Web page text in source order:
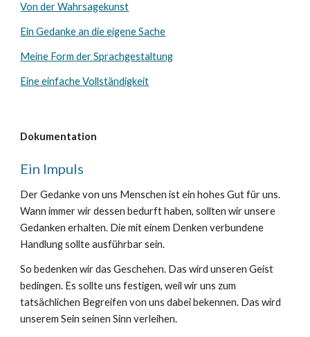
Von der Wahrsagekunst
Ein Gedanke an die eigene Sache
Meine Form der Sprachgestaltung
Eine einfache Vollständigkeit
Dokumentation
Ein Impuls
Der Gedanke von uns Menschen ist ein hohes Gut für uns.
Wann immer wir dessen bedurft haben, sollten wir unsere
Gedanken erhalten. Die mit einem Denken verbundene
Handlung sollte ausführbar sein.
So bedenken wir das Geschehen. Das wird unseren Geist
bedingen. Es sollte uns festigen, weil wir uns zum
tatsächlichen Begreifen von uns dabei bekennen. Das wird
unserem Sein seinen Sinn verleihen.